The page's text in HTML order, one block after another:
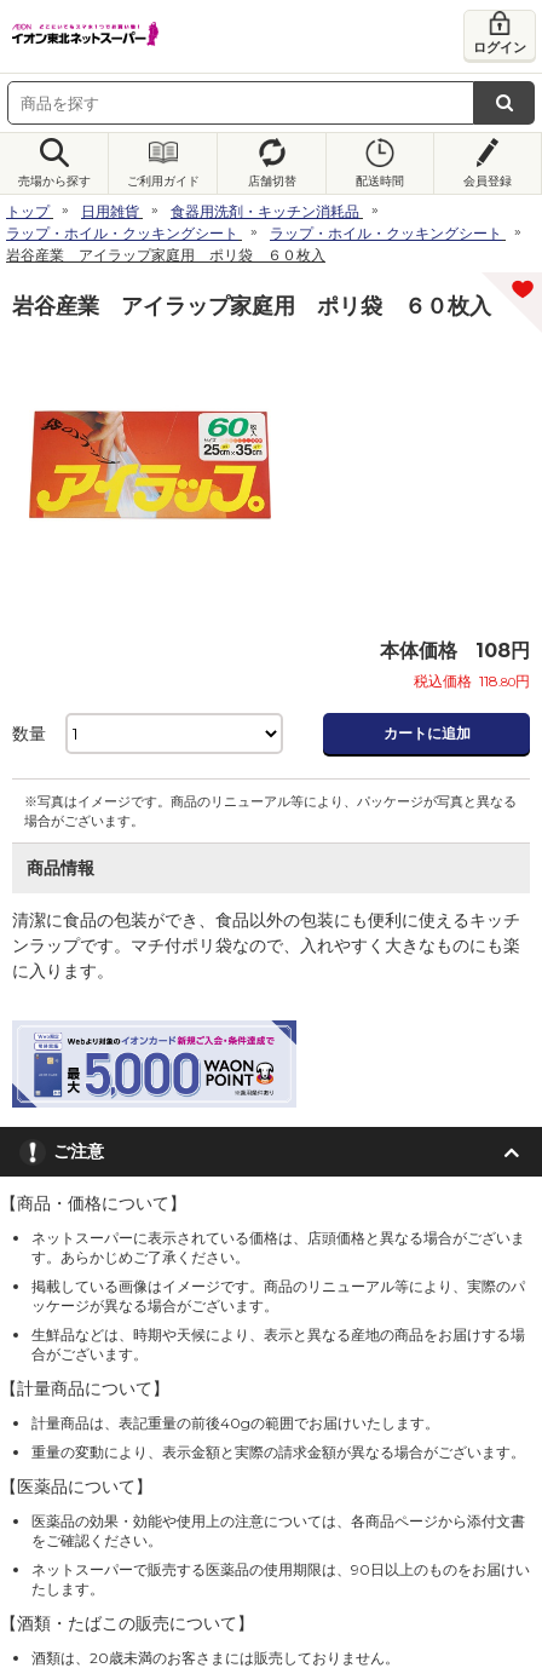
ログイン
売場から探す ご利用ガイド 店舗切替 配送時間 会員登録
トップ 日用雑貨
食器用洗剤・キッチン消耗品
ラップ・ホイル・クッキングシート
ラップ・ホイル・クッキングシート
岩谷産業 アイラップ家庭用 ポリ袋 ６０枚入
岩谷産業 アイラップ家庭用 ポリ袋 ６０枚入
本体価格 108円
税込価格 118.80円
数量 カートに追加
※写真はイメージです。商品のリニューアル等により、パッケージが写真と異なる
場合がございます。
商品情報
清潔に食品の包装ができ、食品以外の包装にも便利に使えるキッチ
ンラップです。マチ付ポリ袋なので、入れやすく大きなものにも楽
に入ります。
ご注意
【商品・価格について】
ネットスーパーに表示されている価格は、店頭価格と異なる場合がございま
す。あらかじめご了承ください。
掲載している画像はイメージです。商品のリニューアル等により、実際のパ
ッケージが異なる場合がございます。
生鮮品などは、時期や天候により、表示と異なる産地の商品をお届けする場
合がございます。
【計量商品について】
計量商品は、表記重量の前後40gの範囲でお届けいたします。
重量の変動により、表示金額と実際の請求金額が異なる場合がございます。
【医薬品について】
医薬品の効果・効能や使用上の注意については、各商品ページから添付文書
をご確認ください。
ネットスーパーで販売する医薬品の使用期限は、90日以上のものをお届けい
たします。
【酒類・たばこの販売について】
酒類は、20歳未満のお客さまには販売しておりません。